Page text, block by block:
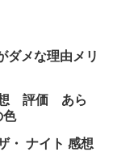
メな理由メリ
想 評価 あら
色
・ ナイト 感想